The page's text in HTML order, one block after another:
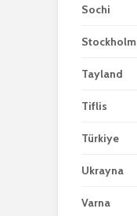
Sochi
Stockholm
Tayland
Tiflis
Türkiye
Ukrayna
Varna